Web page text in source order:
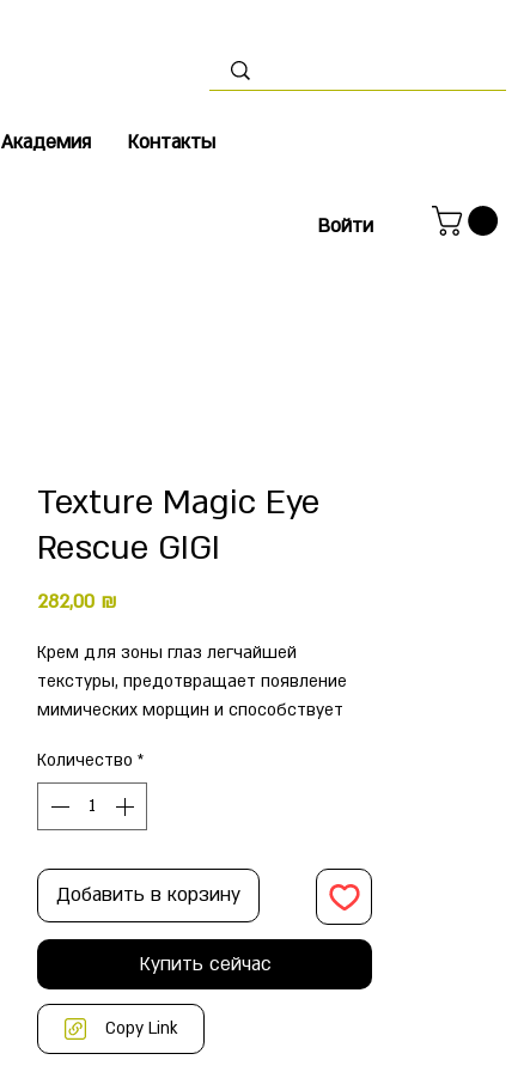
Академия Контакты
Войти
Texture Magic Eye
Rescue GIGI
282,00 ₪Цена
Крем для зоны глаз легчайшей
текстуры, предотвращает появление
мимических морщин и способствует
комбинацию гидратантов, витаминов,
кофеина и комплекс
биотехнологических компонентов
создающих защитную систему,
препятствующую образованию морщин
и потере природной влаги. Ускоряет
микроциркуляцию в капиллярах и
уменьшает воспалительные процессы.
Для использования утром и вечером в
качестве первого этапа до нанесения
Количество *
Добавить в корзину
Купить сейчас
Copy Link